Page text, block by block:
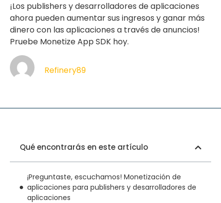
¡Los publishers y desarrolladores de aplicaciones
ahora pueden aumentar sus ingresos y ganar más
dinero con las aplicaciones a través de anuncios!
Pruebe Monetize App SDK hoy.
Refinery89
Qué encontrarás en este artículo
¡Preguntaste, escuchamos! Monetización de
aplicaciones para publishers y desarrolladores de
aplicaciones